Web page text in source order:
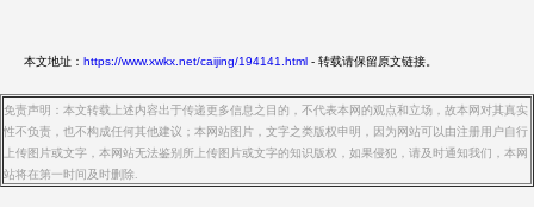
本文地址： https://www.xwkx.net/caijing/194141.html - 转载请保留原文链接。
免责声明：本文转载上述内容出于传递更多信息之目的，不代表本网的观点和立场，故本网对其真实
性不负责，也不构成任何其他建议；本网站图片，文字之类版权申明，因为网站可以由注册用户自行
上传图片或文字，本网站无法鉴别所上传图片或文字的知识版权，如果侵犯，请及时通知我们，本网
站将在第一时间及时删除.